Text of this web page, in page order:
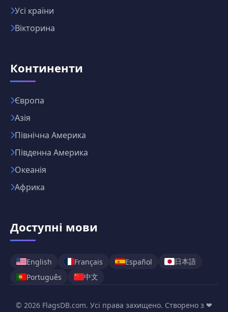
Усі країни
Вікторина
Континенти
Європа
Азія
Північна Америка
Південна Америка
Океанія
Африка
Доступні мови
English Français Español
日本語
Português
中文
© 2026 FlagsDB.com. Усі права захищено. Створено з ❤